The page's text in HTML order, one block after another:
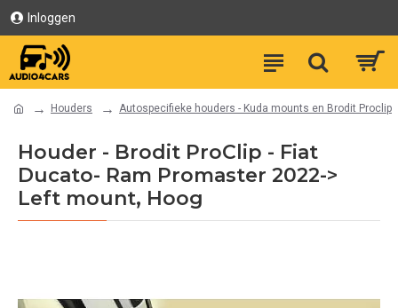
Inloggen
Houders Autospecifieke houders - Kuda mounts en Brodit Proclip
Houder - Brodit ProClip - Fiat
Ducato- Ram Promaster 2022->
Left mount, Hoog